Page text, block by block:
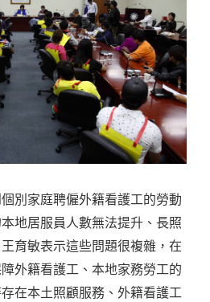
別家庭聘僱外籍看護工的勞動
地居服員人數無法提升、長照
育敏表示這些問題很複雜，在
障外籍看護工、本地家務勞工的
在本土照顧服務、外籍看護工